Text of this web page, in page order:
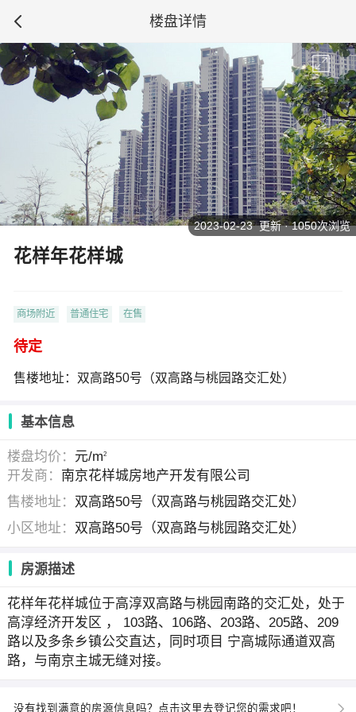
楼盘详情
花样年花样城
商场附近 普通住宅 在售
待定
售楼地址：双高路50号（双高路与桃园路交汇处）
2023-02-23 更新 · 1050次浏览
基本信息
楼盘均价： 元/m2
开发商： 南京花样城房地产开发有限公司
售楼地址： 双高路50号（双高路与桃园路交汇处）
小区地址： 双高路50号（双高路与桃园路交汇处）
房源描述
花样年花样城位于高淳双高路与桃园南路的交汇处，处于
高淳经济开发区 ， 103路、106路、203路、205路、209
路以及多条乡镇公交直达，同时项目 宁高城际通道双高
路，与南京主城无缝对接。
没有找到满意的房源信息吗？点击这里去登记您的需求吧！